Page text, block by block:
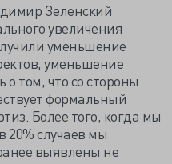
Зеленский
увеличения
уменьшение
уменьшение
том, что со стороны
формальный
Более того, когда мы
20% случаев мы
выявлены не